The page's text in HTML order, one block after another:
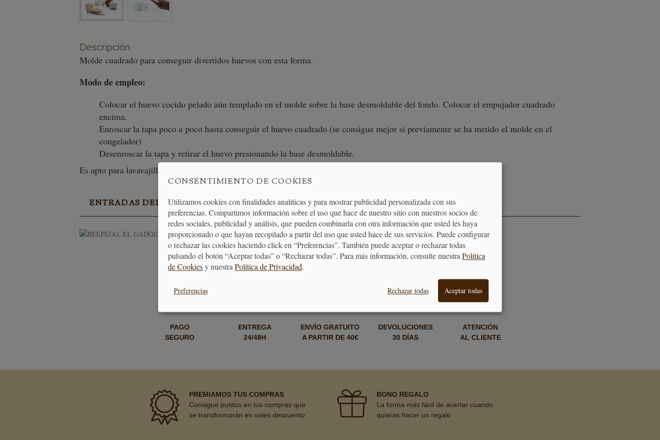
Descripción
Molde cuadrado para conseguir divertidos huevos con esta forma.
Modo de empleo:
Colocar el huevo cocido pelado aún templado en el molde sobre la base desmoldable del fondo. Colocar el empujador cuadrado
encima.
Enroscar la tapa poco a poco hasta conseguir el huevo cuadrado (se consigue mejor si previamente se ha metido el molde en el
congelador)
Desenroscar la tapa y retirar el huevo presionando la base desmoldable.
Es apto para lavavajillas.
ENTRADAS DEL BLOG EN RELACIÓN
BEEPEGG, EL GADGET PERFECTO
PAGO
SEGURO
ENTREGA
24/48H
ENVÍO GRATUITO
A PARTIR DE 40€
DEVOLUCIONES
30 DÍAS
ATENCIÓN
AL CLIENTE
PREMIAMOS TUS COMPRAS
Consigue puntos en tus compras que
se transformarán en vales descuento
BONO REGALO
La forma más fácil de acertar cuando
quieras hacer un regalo
CONSENTIMIENTO DE COOKIES
Utilizamos cookies con finalidades analíticas y para mostrar publicidad personalizada con sus
preferencias. Compartimos información sobre el uso que hace de nuestro sitio con nuestros socios de
redes sociales, publicidad y análisis, que pueden combinarla con otra información que usted les haya
proporcionado o que hayan recopilado a partir del uso que usted hace de sus servicios. Puede configurar
o rechazar las cookies haciendo click en “Preferencias”. También puede aceptar o rechazar todas
pulsando el botón “Aceptar todas” o “Rechazar todas”. Para más información, consulte nuestraPolítica
de Cookiesy nuestraPolítica de Privacidad.
Preferencias Rechazar todas Aceptar todas